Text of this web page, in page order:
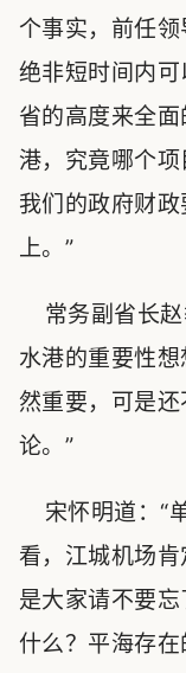
个事实，前任
绝非短时间内
省的高度来全
港，究竟哪个项
我们的政府财
上。”
常务副省长赵
水港的重要性
然重要，可是
论。”
宋怀明道：“
看，江城机场
是大家请不要
什么？平海存